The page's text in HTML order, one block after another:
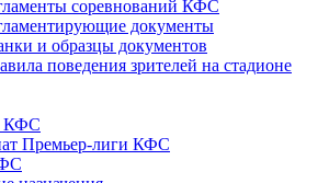
соревнований КФС
документы
и образцы документов
поведения зрителей на стадионе
КФС
Премьер-лиги КФС